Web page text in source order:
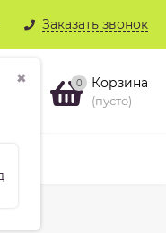
✖
Заказать звонок
0 Корзина
(пусто)